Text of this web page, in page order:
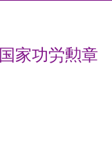
国家功労勲章